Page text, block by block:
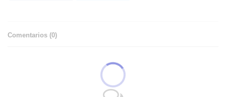
Comentarios (0)